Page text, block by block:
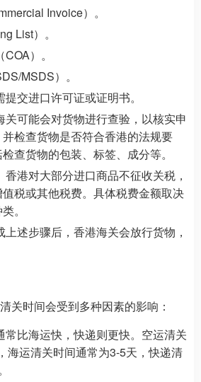
Invoice）。
List）。
）。
MSDS）。
交进口许可证或证明书。
关可能会对货物进行查验，以核实申
检查货物是否符合香港的法规要
查货物的包装、标签、成分等。
香港对大部分进口商品不征收关税，
税或其他税费。具体税费金额取决
。
上述步骤后，香港海关会放行货物，
关时间会受到多种因素的影响：
常比海运快，快递则更快。空运清关
海运清关时间通常为3-5天，快递清